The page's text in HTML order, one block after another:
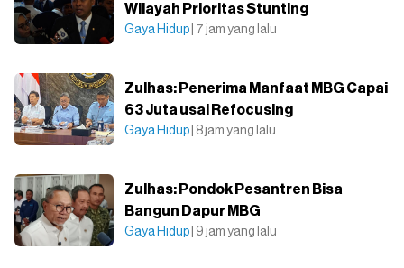
Wilayah Prioritas Stunting
Gaya Hidup | 7 jam yang lalu
Zulhas: Penerima Manfaat MBG Capai
63 Juta usai Refocusing
Gaya Hidup | 8 jam yang lalu
Zulhas: Pondok Pesantren Bisa
Bangun Dapur MBG
Gaya Hidup | 9 jam yang lalu